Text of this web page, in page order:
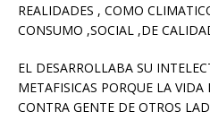
REALIDADES , COMO
CONSUMO ,SOCIAL ,DE
EL DESARROLLABA SU
METAFISICAS PORQUE LA
CONTRA GENTE DE OTROS